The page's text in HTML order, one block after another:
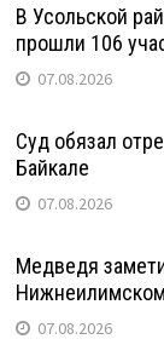
В Усольской
прошли 106
07.08.2026
Суд обязал
Байкале
07.08.2026
Медведя
07.08.2026